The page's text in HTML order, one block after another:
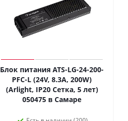
Блок питания ATS-LG-24-200-
PFC-L (24V, 8.3A, 200W)
(Arlight, IP20 Сетка, 5 лет)
050475 в Самаре